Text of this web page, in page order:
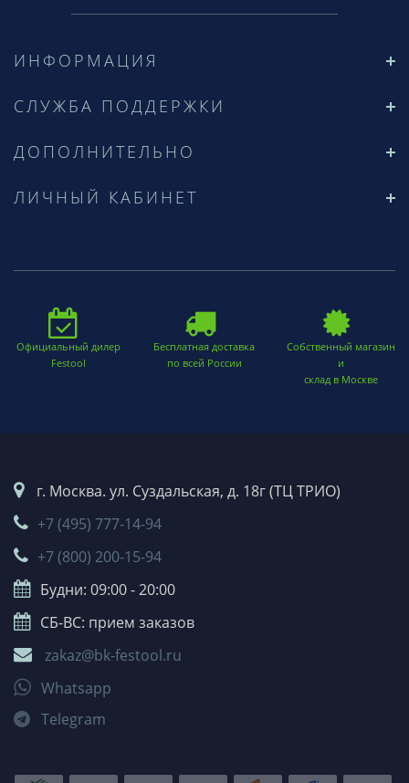
ИНФОРМАЦИЯ
СЛУЖБА ПОДДЕРЖКИ
ДОПОЛНИТЕЛЬНО
ЛИЧНЫЙ КАБИНЕТ
Официальный дилер
Festool
Бесплатная доставка
по всей России
Собственный магазин
и
склад в Москве
г. Москва. ул. Суздальская, д. 18г (ТЦ ТРИО)
+7 (495) 777-14-94
+7 (800) 200-15-94
Будни: 09:00 - 20:00
СБ-ВС: прием заказов
zakaz@bk-festool.ru
Whatsapp
Telegram